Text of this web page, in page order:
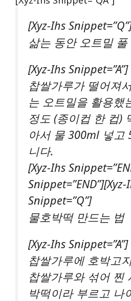
[xyz-Ihs
삶는 동안 오트밀 풀
[xyz-Ihs Snippet=”A”]
찹쌀가루가 떨어져
는 오트밀을 활용했
정도 (종이컵 한 컵)
아서 물 300ml 넣고
니다.
[xyz-Ihs
Snippet=”END”][xyz-
Snippet=”Q”]
물호박떡 만드는 법
[xyz-Ihs Snippet=”A”]
찹쌀가루에 호박고
찹쌀가루와 섞어 찐
박떡이라 부르고 나